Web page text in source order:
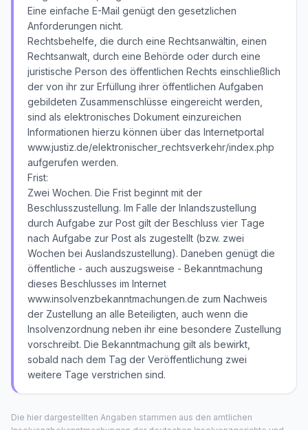
Eine einfache E-Mail genügt den gesetzlichen
Anforderungen nicht.
Rechtsbehelfe, die durch eine Rechtsanwältin, einen
Rechtsanwalt, durch eine Behörde oder durch eine
juristische Person des öffentlichen Rechts einschließlich
der von ihr zur Erfüllung ihrer öffentlichen Aufgaben
gebildeten Zusammenschlüsse eingereicht werden,
sind als elektronisches Dokument einzureichen
Informationen hierzu können über das Internetportal
www.justiz.de/elektronischer_rechtsverkehr/index.php
aufgerufen werden.
Frist:
Zwei Wochen. Die Frist beginnt mit der
Beschlusszustellung. Im Falle der Inlandszustellung
durch Aufgabe zur Post gilt der Beschluss vier Tage
nach Aufgabe zur Post als zugestellt (bzw. zwei
Wochen bei Auslandszustellung). Daneben genügt die
öffentliche - auch auszugsweise - Bekanntmachung
dieses Beschlusses im Internet
www.insolvenzbekanntmachungen.de zum Nachweis
der Zustellung an alle Beteiligten, auch wenn die
Insolvenzordnung neben ihr eine besondere Zustellung
vorschreibt. Die Bekanntmachung gilt als bewirkt,
sobald nach dem Tag der Veröffentlichung zwei
weitere Tage verstrichen sind.
Die hier dargestellten Angaben stammen aus den amtlichen